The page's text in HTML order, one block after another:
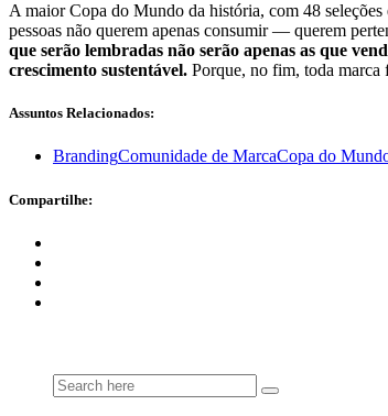
A maior Copa do Mundo da história, com 48
pessoas não querem apenas consumir — querem
que serão lembradas não serão apenas as que
crescimento sustentável. Porque, no fim, toda marca
Assuntos Relacionados:
BrandingComunidade de MarcaCopa do
Compartilhe: